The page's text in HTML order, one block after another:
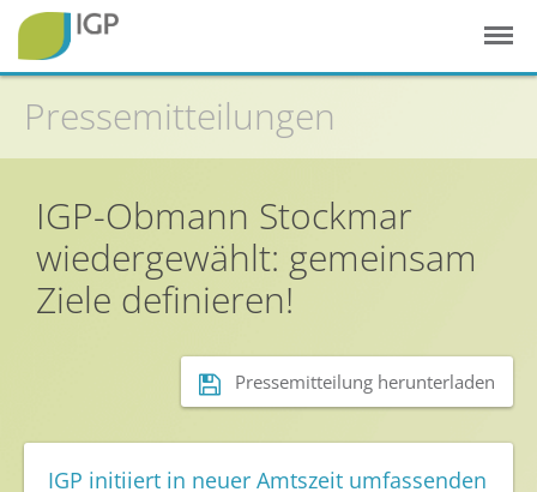
Gesunde Pflanzen
In der Landwirtschaft
Integrierter Pflanzenschutz
Geschichte des Pflanzenschutzes
Forschung & Entwicklung
Pressemitteilungen
IGP-Obmann Stockmar
wiedergewählt: gemeinsam
Ziele definieren!
Pressemitteilung herunterladen
IGP initiiert in neuer Amtszeit umfassenden